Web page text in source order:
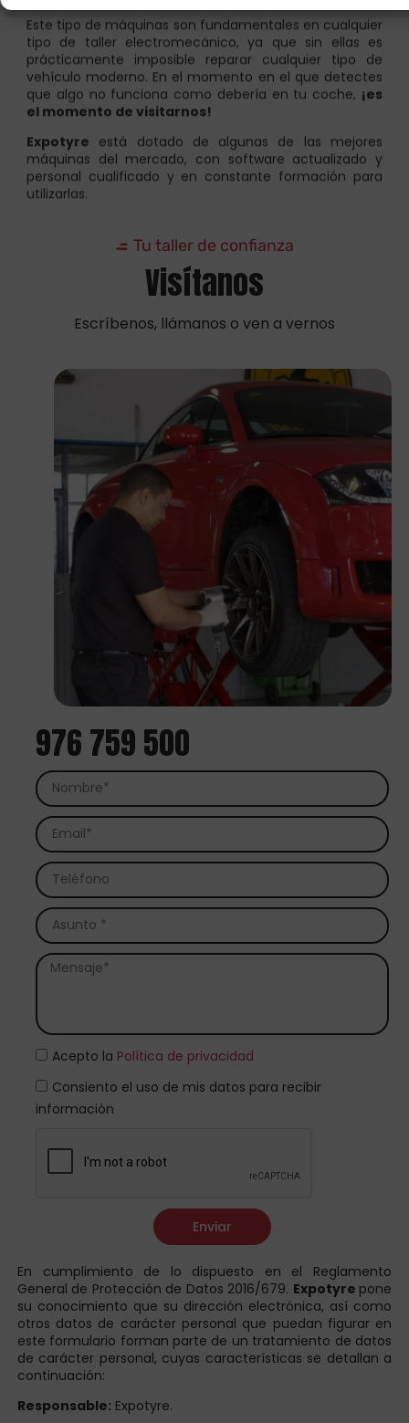
tipo de taller electromecánico, ya que sin ellas es
prácticamente imposible reparar cualquier tipo de
vehículo moderno. En el momento en el que detectes
que algo no funciona como debería en tu coche,
¡es
el momento de visitarnos!
Expotyreestá dotado de algunas de las mejores
personal cualificado y en constante formación para
utilizarlas.
Tu taller de confianza
Visítanos
Escríbenos, llámanos o ven a vernos
976 759 500
Acepto la Política de privacidad
Consiento el uso de mis datos para recibir
información
Enviar
En cumplimiento de lo dispuesto en el Reglamento
General de Protección de Datos 2016/679. Expotyre pone
su conocimiento que su dirección electrónica, así como
otros datos de carácter personal que puedan figurar en
este formulario forman parte de un tratamiento de datos
de carácter personal, cuyas características se detallan a
continuación:
Responsable: Expotyre.